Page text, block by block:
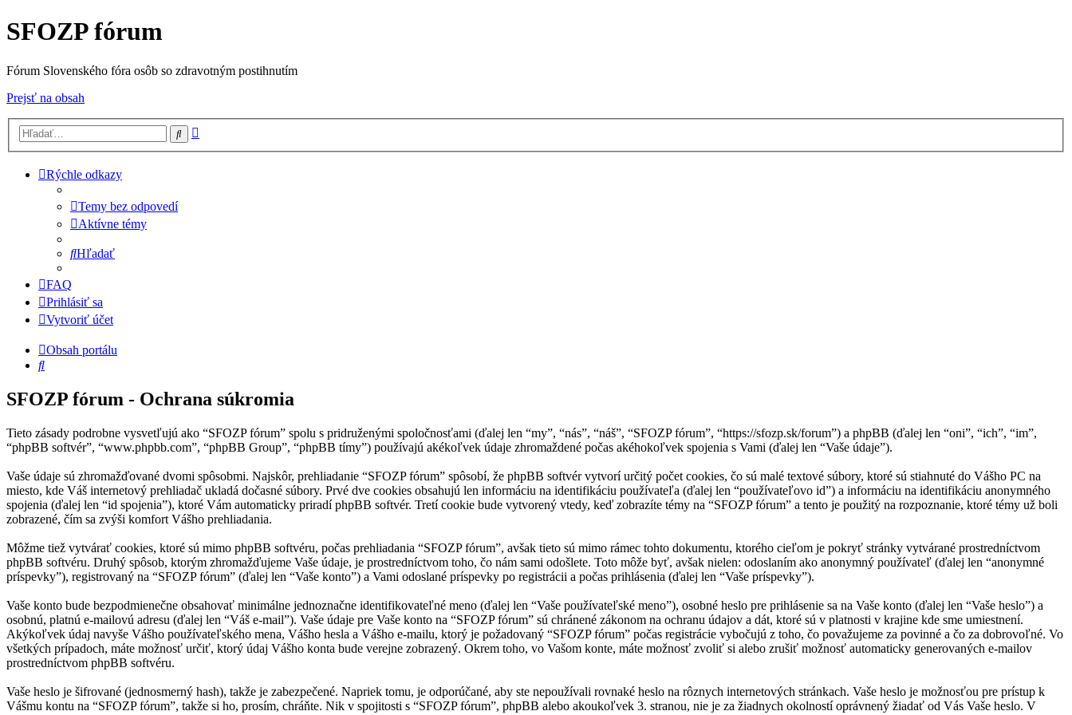
SFOZP fórum
Fórum Slovenského fóra osôb so zdravotným postihnutím
Prejsť na obsah
Hľadať
Rýchle odkazy
Temy bez odpovedí
Aktívne témy
Hľadať
FAQ
Prihlásiť sa
Vytvoriť účet
Obsah portálu
Hľadať
SFOZP fórum - Ochrana súkromia
Tieto zásady podrobne vysvetľujú ako “SFOZP fórum” spolu s pridruženými spoločnosťami (ďalej len “my”, “nás”, “náš”, “SFOZP fórum”, “https://sfozp.sk/forum”) a phpBB (ďalej len “oni”, “ich”, “im”,
“phpBB softvér”, “www.phpbb.com”, “phpBB Group”, “phpBB tímy”) používajú akékoľvek údaje zhromaždené počas akéhokoľvek spojenia s Vami (ďalej len “Vaše údaje”).
Vaše údaje sú zhromažďované dvomi spôsobmi. Najskôr, prehliadanie “SFOZP fórum” spôsobí, že phpBB softvér vytvorí určitý počet cookies, čo sú malé textové súbory, ktoré sú stiahnuté do Vášho PC na
miesto, kde Váš internetový prehliadač ukladá dočasné súbory. Prvé dve cookies obsahujú len informáciu na identifikáciu používateľa (ďalej len “používateľovo id”) a informáciu na identifikáciu anonymného
spojenia (ďalej len “id spojenia”), ktoré Vám automaticky priradí phpBB softvér. Tretí cookie bude vytvorený vtedy, keď zobrazíte témy na “SFOZP fórum” a tento je použitý na rozpoznanie, ktoré témy už boli
zobrazené, čím sa zvýši komfort Vášho prehliadania.
Môžme tiež vytvárať cookies, ktoré sú mimo phpBB softvéru, počas prehliadania “SFOZP fórum”, avšak tieto sú mimo rámec tohto dokumentu, ktorého cieľom je pokryť stránky vytvárané prostredníctvom
phpBB softvéru. Druhý spôsob, ktorým zhromažďujeme Vaše údaje, je prostredníctvom toho, čo nám sami odošlete. Toto môže byť, avšak nielen: odoslaním ako anonymný používateľ (ďalej len “anonymné
príspevky”), registrovaný na “SFOZP fórum” (ďalej len “Vaše konto”) a Vami odoslané príspevky po registrácii a počas prihlásenia (ďalej len “Vaše príspevky”).
Vaše konto bude bezpodmienečne obsahovať minimálne jednoznačne identifikovateľné meno (ďalej len “Vaše používateľské meno”), osobné heslo pre prihlásenie sa na Vaše konto (ďalej len “Vaše heslo”) a
osobnú, platnú e-mailovú adresu (ďalej len “Váš e-mail”). Vaše údaje pre Vaše konto na “SFOZP fórum” sú chránené zákonom na ochranu údajov a dát, ktoré sú v platnosti v krajine kde sme umiestnení.
Akýkoľvek údaj navyše Vášho používateľského mena, Vášho hesla a Vášho e-mailu, ktorý je požadovaný “SFOZP fórum” počas registrácie vybočujú z toho, čo považujeme za povinné a čo za dobrovoľné. Vo
všetkých prípadoch, máte možnosť určiť, ktorý údaj Vášho konta bude verejne zobrazený. Okrem toho, vo Vašom konte, máte možnosť zvoliť si alebo zrušiť možnosť automaticky generovaných e-mailov
prostredníctvom phpBB softvéru.
Vaše heslo je šifrované (jednosmerný hash), takže je zabezpečené. Napriek tomu, je odporúčané, aby ste nepoužívali rovnaké heslo na rôznych internetových stránkach. Vaše heslo je možnosťou pre prístup k
Vášmu kontu na “SFOZP fórum”, takže si ho, prosím, chráňte. Nik v spojitosti s “SFOZP fórum”, phpBB alebo akoukoľvek 3. stranou, nie je za žiadnych okolností oprávnený žiadať od Vás Vaše heslo. V